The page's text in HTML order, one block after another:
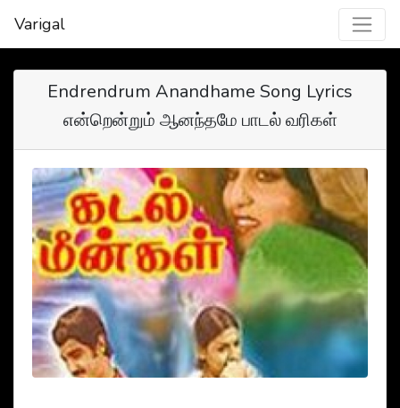
Varigal
Endrendrum Anandhame Song Lyrics
என்றென்றும் ஆனந்தமே பாடல் வரிகள்